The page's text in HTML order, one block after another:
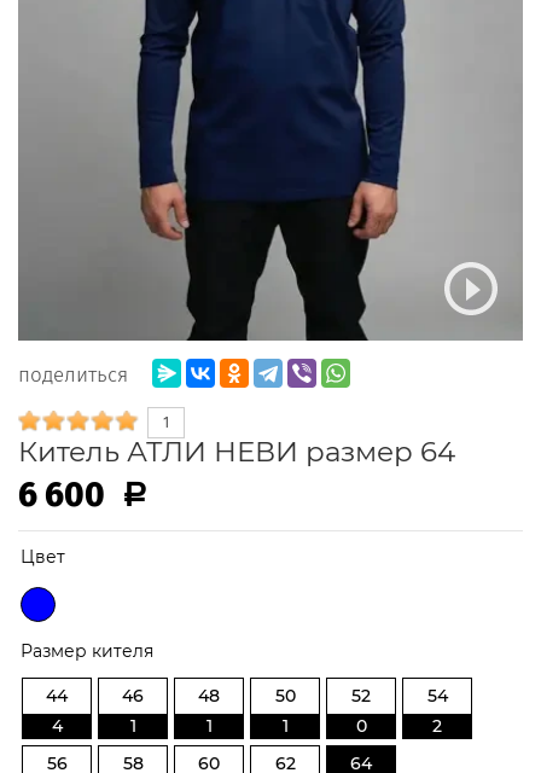
поделиться
1
Китель АТЛИ НЕВИ размер 64
6 600 Р
Цвет
Размер кителя
44
4
46
1
48
1
50
1
52
0
54
2
56
58
60
62
64